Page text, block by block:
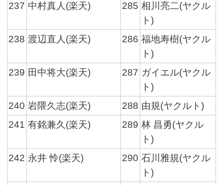
237 中村真人(楽天) 285 相川亮二(ヤクル
ト)
238 渡辺直人(楽天) 286 福地寿樹(ヤクル
ト)
239 田中将大(楽天) 287 ガイエル(ヤクル
ト)
240 岩隈久志(楽天) 288 由規(ヤクルト)
241 有銘兼久(楽天) 289 林 昌勇(ヤクル
ト)
242 永井 怜(楽天) 290 石川雅規(ヤクル
ト)